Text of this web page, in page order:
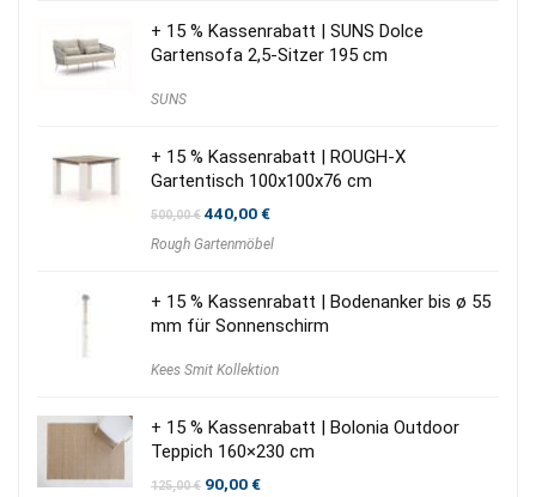
+ 15 % Kassenrabatt | SUNS Dolce
Gartensofa 2,5-Sitzer 195 cm
SUNS
+ 15 % Kassenrabatt | ROUGH-X
Gartentisch 100x100x76 cm
500,00€ Ursprünglicher
war:
440,00€Aktueller
ist:
Rough Gartenmöbel
+ 15 % Kassenrabatt | Bodenanker bis ø 55
mm für Sonnenschirm
Kees Smit Kollektion
+ 15 % Kassenrabatt | Bolonia Outdoor
Teppich 160×230 cm
125,00€ Ursprünglicher
90,00€Aktueller